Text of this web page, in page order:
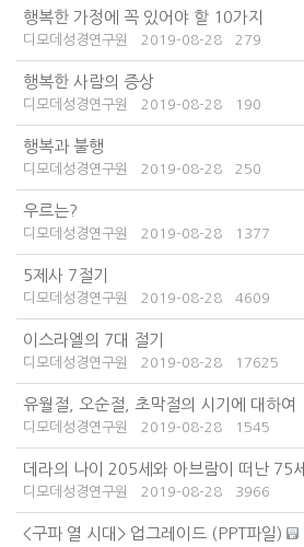
행복한 가정에 꼭 있어야 할 10가지
디모데성경연구원 2019-08-28 279
행복한 사람의 증상
디모데성경연구원 2019-08-28 190
행복과 불행
디모데성경연구원 2019-08-28 250
우르는?
디모데성경연구원 2019-08-28 1377
5제사 7절기
디모데성경연구원 2019-08-28 4609
이스라엘의 7대 절기
디모데성경연구원 2019-08-28 17625
유월절, 오순절, 초막절의 시기에 대하여
디모데성경연구원 2019-08-28 1545
데라의 나이 205세와 아브람이 떠난 75
디모데성경연구원 2019-08-28 3966
<구파 열 시대> 업그레이드 (PPT파일)